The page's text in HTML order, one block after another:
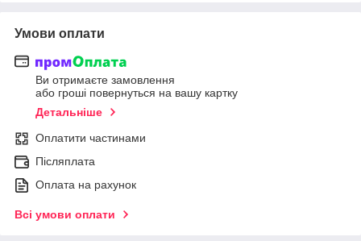
Умови оплати
Ви отримаєте замовлення
або гроші повернуться на вашу картку
Детальніше
Оплатити частинами
Післяплата
Оплата на рахунок
Всі умови оплати